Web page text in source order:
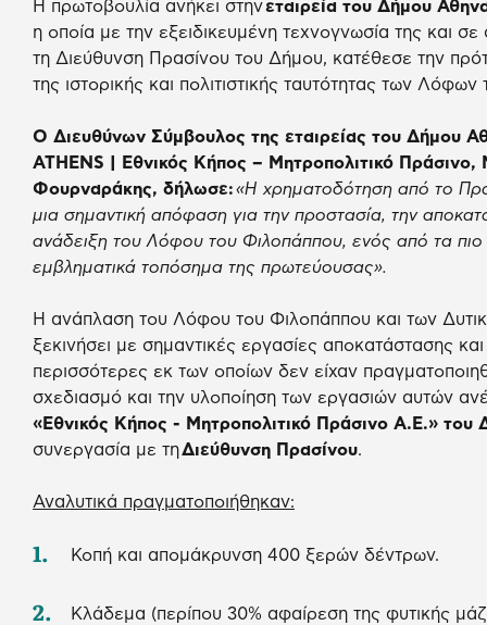
Η πρωτοβουλία ανήκει στηνεταιρεία του Δήμου
η οποία με την εξειδικευμένη τεχνογνωσία της και
τη Διεύθυνση Πρασίνου του Δήμου, κατέθεσε την
της ιστορικής και πολιτιστικής ταυτότητας των
Ο Διευθύνων Σύμβουλος της εταιρείας του Δήμου
ATHENS | Εθνικός Κήπος – Μητροπολιτικό Πράσινο,
Φουρναράκης, δήλωσε:«Η χρηματοδότηση από το
μια σημαντική απόφαση για την προστασία, την
ανάδειξη του Λόφου του Φιλοπάππου, ενός από τα πιο
εμβληματικά τοπόσημα της πρωτεύουσας».
Η ανάπλαση του Λόφου του Φιλοπάππου και των
ξεκινήσει με σημαντικές εργασίες αποκατάστασης
περισσότερες εκ των οποίων δεν είχαν
σχεδιασμό και την υλοποίηση των εργασιών αυτών
«Εθνικός Κήπος - Μητροπολιτικό Πράσινο Α.Ε.» του
συνεργασία με τηΔιεύθυνση Πρασίνου.
Αναλυτικά πραγματοποιήθηκαν:
Κοπή και απομάκρυνση 400 ξερών δέντρων.
Κλάδεμα (περίπου 30% αφαίρεση της φυτικής